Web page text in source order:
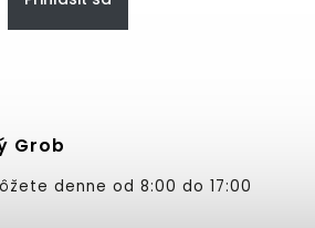
Grob
denne od 8:00 do 17:00